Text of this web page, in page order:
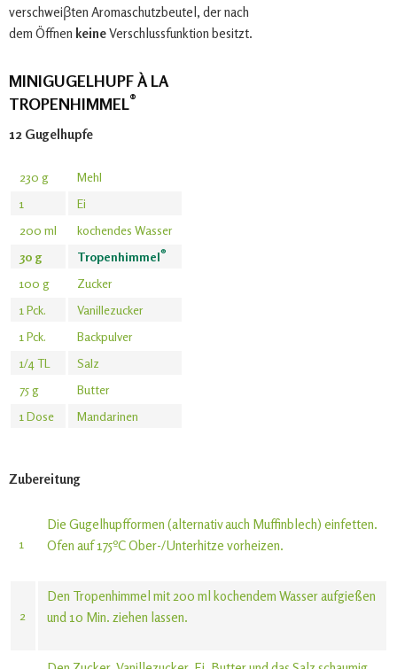
verschweiβten Aromaschutzbeutel, der nach
dem Öffnen keineVerschlussfunktion besitzt.
MINIGUGELHUPF À LA
TROPENHIMMEL®
12 Gugelhupfe
230 g
Mehl
1
Ei
200 ml
kochendes Wasser
30 g
Tropenhimmel®
100 g
Zucker
1 Pck.
Vanillezucker
1 Pck.
Backpulver
1/4 TL
Salz
75 g
Butter
1 Dose
Mandarinen
Zubereitung
1
Die Gugelhupfformen (alternativ auch Muffinblech) einfetten.
Ofen auf 175ºC Ober-/Unterhitze vorheizen.
2
Den Tropenhimmel mit 200 ml kochendem Wasser aufgießen
und 10 Min. ziehen lassen.